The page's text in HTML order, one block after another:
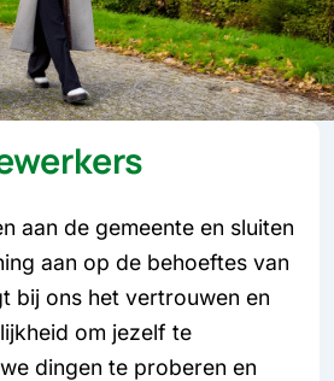
aan de gemeente en sluiten
aan op de behoeftes van
bij ons het vertrouwen en
om jezelf te
dingen te proberen en